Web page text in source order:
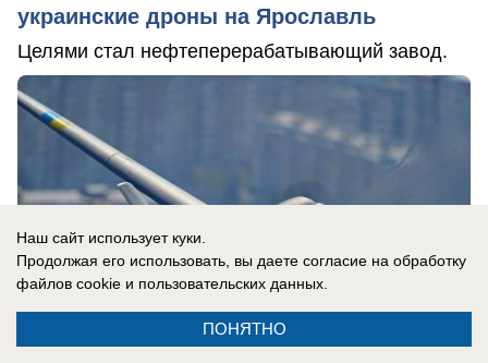
украинские дроны на Ярославль
Целями стал нефтеперерабатывающий завод.
Наш сайт использует куки.
Продолжая его использовать, вы даете согласие на обработку
файлов cookie и пользовательских данных.
ПОНЯТНО